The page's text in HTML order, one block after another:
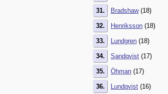
31. Bradshaw(18)
32. Henriksson (18)
33. Lundgren (18)
34. Sandqvist (17)
35. Öhman (17)
36. Lundqvist (16)